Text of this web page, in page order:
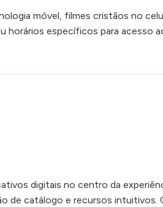
móvel, filmes cristãos no
específicos para acesso
digitais no centro da
de catálogo e recursos intuitivos.